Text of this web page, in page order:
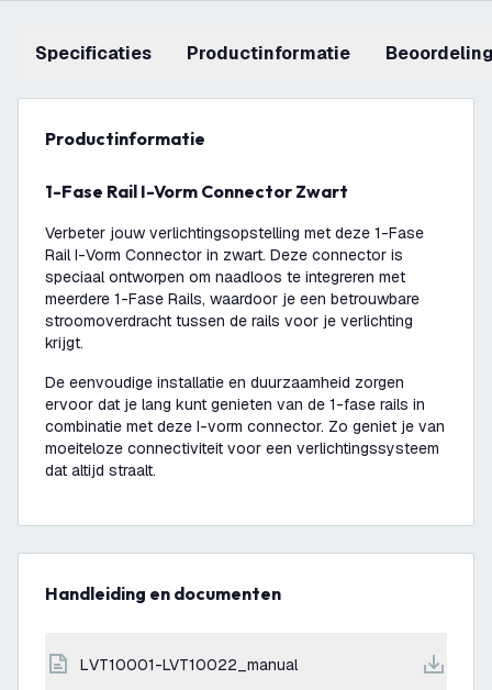
Specificaties productinformatie
productinformatie
1-Fase Rail I-Vorm Connector Zwart
Verbeter jouw verlichtingsopstelling met deze 1-Fase
Rail I-Vorm Connector in zwart. Deze connector is
speciaal ontworpen om naadloos te integreren met
meerdere 1-Fase Rails, waardoor je een betrouwbare
stroomoverdracht tussen de rails voor je verlichting
krijgt.
De eenvoudige installatie en duurzaamheid zorgen
ervoor dat je lang kunt genieten van de 1-fase rails in
combinatie met deze I-vorm connector. Zo geniet je van
moeiteloze connectiviteit voor een verlichtingssysteem
dat altijd straalt.
Handleiding en documenten
LVT10001-LVT10022_manual